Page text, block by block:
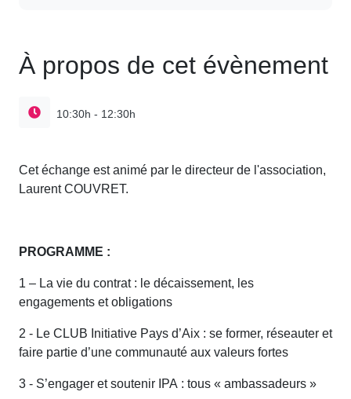
À propos de cet évènement
10:30h - 12:30h
Cet échange est animé par le directeur de l'association,
Laurent COUVRET.
PROGRAMME :
1 – La vie du contrat : le décaissement, les
engagements et obligations
2 - Le CLUB Initiative Pays d’Aix : se former, réseauter et
faire partie d’une communauté aux valeurs fortes
3 - S’engager et soutenir IPA : tous « ambassadeurs »